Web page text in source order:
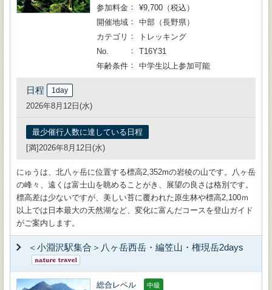
参加料金
¥9,700（税込）
開催地域
中部（長野県）
カテゴリ
トレッキング
No.
T16Y31
年齢条件
中学生以上参加可能
日程 1day
2026年8月12日(水)
最少催行人数に達している日程
[満]2026年8月12日(水)
にゅうは、北八ヶ岳に位置する標高2,352mの岩稜の山です。八ヶ岳
の峰々、遠くは富士山を眺めることがき、展望の良さは格別です。
標高差は少ないですが、美しい苔に覆われた原生林や標高2,100ｍ
以上では日本最大の天然湖など、変化に富んだコースを登山ガイド
がご案内します。
＜小淵沢駅集合＞八ヶ岳西岳・編笠山・権現岳2days
総合レベル 中級